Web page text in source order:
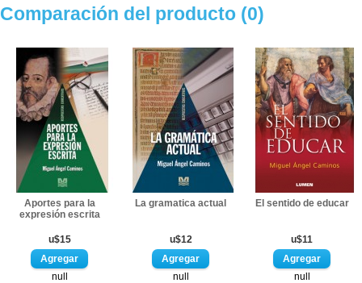
Comparación del producto (0)
Aportes para la
expresión escrita
u$15
null
La gramatica actual
u$12
null
El sentido de educar
u$11
null